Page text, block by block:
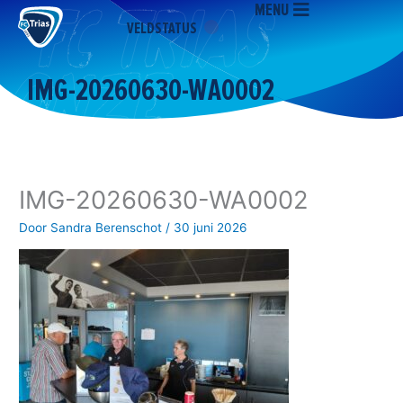
naar
inhoud
VELDSTATUS
MENU
IMG-20260630-WA0002
IMG-20260630-WA0002
Door Sandra Berenschot / 30 juni 2026